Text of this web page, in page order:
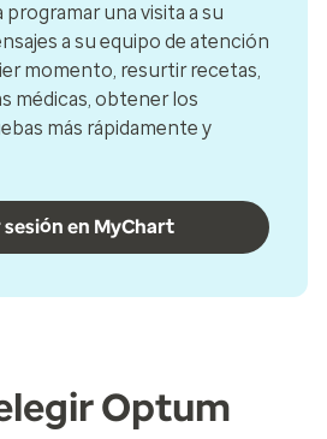
una visita a su
a su equipo de atención
momento, resurtir recetas,
médicas, obtener los
más rápidamente y
en MyChart
Optum